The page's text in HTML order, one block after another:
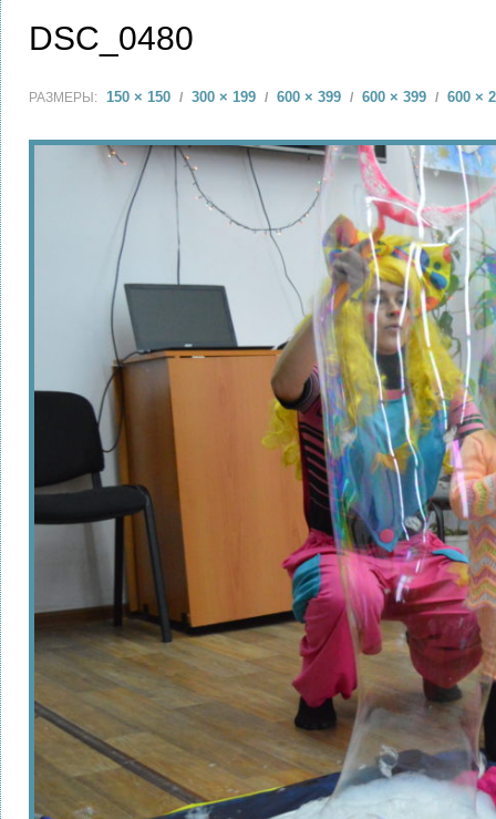
DSC_0480
РАЗМЕРЫ: 150 × 150 / 300 × 199 / 600 × 399 / 600 × 399 / 600 ×